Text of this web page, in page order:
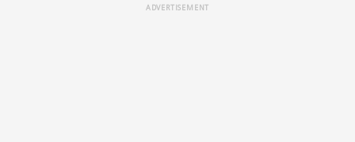
ADVERTISEMENT